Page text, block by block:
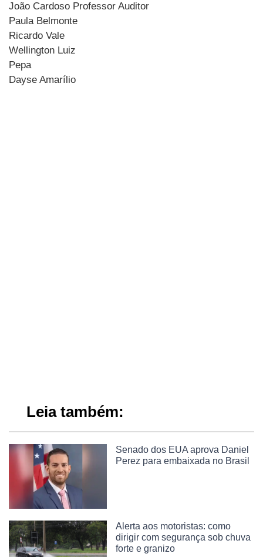
João Cardoso Professor Auditor
Paula Belmonte
Ricardo Vale
Wellington Luiz
Pepa
Dayse Amarílio
Leia também:
Senado dos EUA aprova Daniel
Perez para embaixada no Brasil
Alerta aos motoristas: como
dirigir com segurança sob chuva
forte e granizo